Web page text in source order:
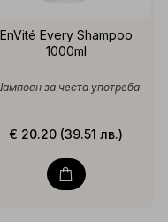
EnVité Every Shampoo
1000ml
за честа употреба
€ 20.20 (39.51 лв.)